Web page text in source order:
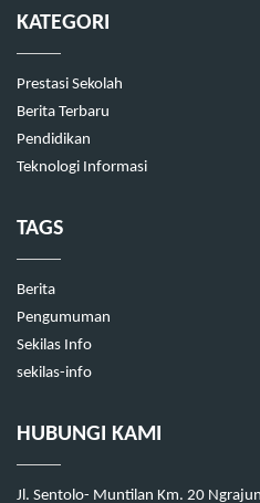
KATEGORI
Prestasi Sekolah
Berita Terbaru
Pendidikan
Teknologi Informasi
TAGS
Berita
Pengumuman
Sekilas Info
sekilas-info
HUBUNGI KAMI
Jl. Sentolo- Muntilan Km. 20